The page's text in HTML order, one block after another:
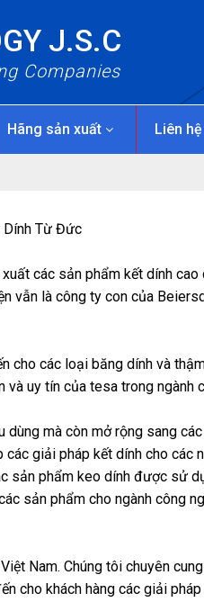
J.S.C
Companies
Hãng sản xuất Liên hệ
Dính Từ Đức
các sản phẩm kết dính
vẫn là công ty con của
cho các loại băng dính và
uy tín của tesa trong ngành
mà còn mở rộng sang
giải pháp kết dính cho các
sản phẩm keo dính được sử
sản phẩm cho ngành công
Nam. Chúng tôi chuyên
cho khách hàng các giải